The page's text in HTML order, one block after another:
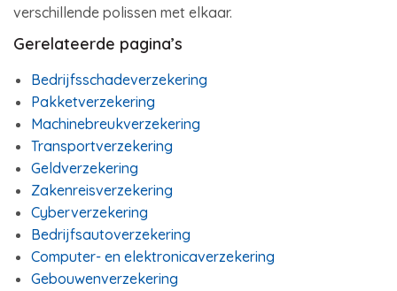
verschillende polissen met elkaar.
Gerelateerde pagina’s
Bedrijfsschadeverzekering
Pakketverzekering
Machinebreukverzekering
Transportverzekering
Geldverzekering
Zakenreisverzekering
Cyberverzekering
Bedrijfsautoverzekering
Computer- en elektronicaverzekering
Gebouwenverzekering